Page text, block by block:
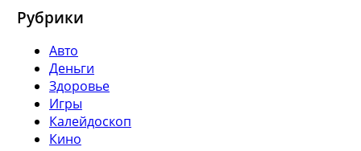
Рубрики
Авто
Деньги
Здоровье
Игры
Калейдоскоп
Кино